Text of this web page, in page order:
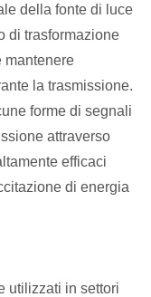
della fonte di luce
di trasformazione
mantenere
la trasmissione.
forme di segnali
attraverso
efficaci
di energia
utilizzati in settori